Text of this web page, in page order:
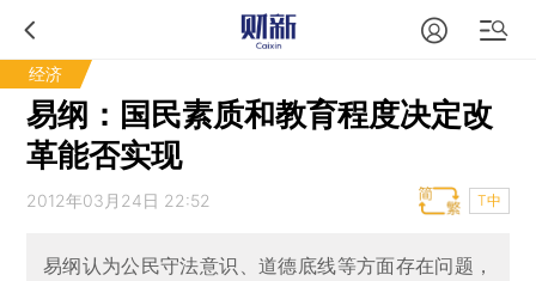
经济
易纲：国民素质和教育程度决定改
革能否实现
2012年03月24日 22:52 T中
易纲认为公民守法意识、道德底线等方面存在问题，